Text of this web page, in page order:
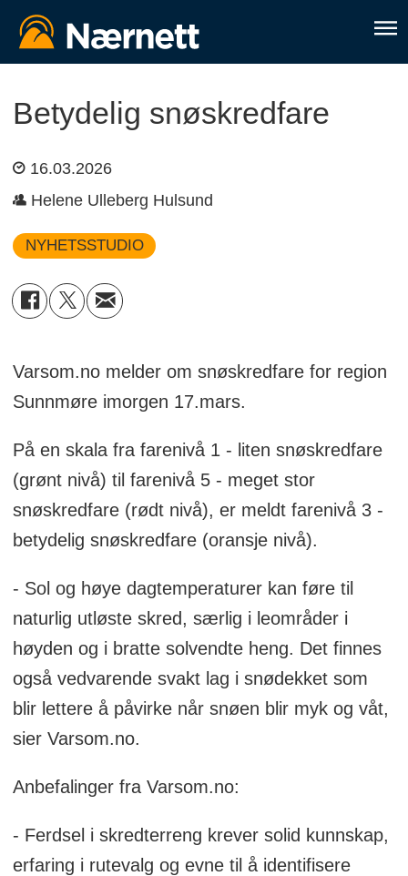
Betydelig snøskredfare
16.03.2026
Helene Ulleberg Hulsund
NYHETSSTUDIO
Varsom.no melder om snøskredfare for region
Sunnmøre imorgen 17.mars.
På en skala fra farenivå 1 - liten snøskredfare
(grønt nivå) til farenivå 5 - meget stor
snøskredfare (rødt nivå), er meldt farenivå 3 -
betydelig snøskredfare (oransje nivå).
- Sol og høye dagtemperaturer kan føre til
naturlig utløste skred, særlig i leområder i
høyden og i bratte solvendte heng. Det finnes
også vedvarende svakt lag i snødekket som
blir lettere å påvirke når snøen blir myk og våt,
sier Varsom.no.
Anbefalinger fra Varsom.no:
- Ferdsel i skredterreng krever solid kunnskap,
erfaring i rutevalg og evne til å identifisere